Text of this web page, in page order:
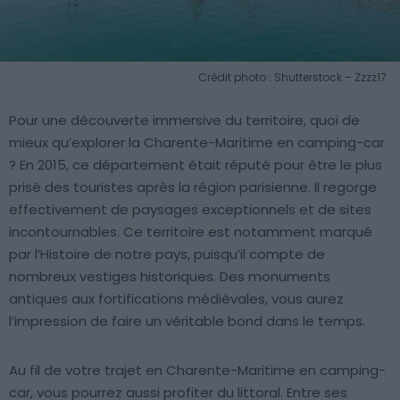
Crédit photo : Shutterstock – Zzzz17
Pour une découverte immersive du territoire, quoi de
mieux qu’explorer la Charente-Maritime en camping-car
? En 2015, ce département était réputé pour être le plus
prisé des touristes après la région parisienne. Il regorge
effectivement de paysages exceptionnels et de sites
incontournables. Ce territoire est notamment marqué
par l’Histoire de notre pays, puisqu’il compte de
nombreux vestiges historiques. Des monuments
antiques aux fortifications médiévales, vous aurez
l’impression de faire un véritable bond dans le temps.
Au fil de votre trajet en Charente-Maritime en camping-
car, vous pourrez aussi profiter du littoral. Entre ses